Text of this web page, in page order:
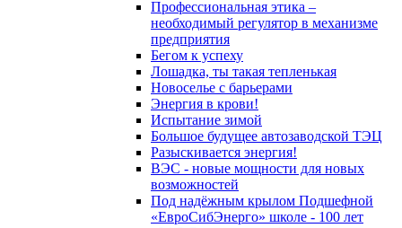
Профессиональная этика –
необходимый регулятор в механизме
предприятия
Бегом к успеху
Лошадка, ты такая тепленькая
Новоселье с барьерами
Энергия в крови!
Испытание зимой
Большое будущее автозаводской ТЭЦ
Разыскивается энергия!
ВЭС - новые мощности для новых
возможностей
Под надёжным крылом Подшефной
«ЕвроСибЭнерго» школе - 100 лет